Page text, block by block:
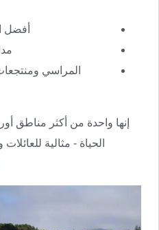
أفضل
المراسي
إنها واحدة من أكثر مناطق
الحياة - مثالية